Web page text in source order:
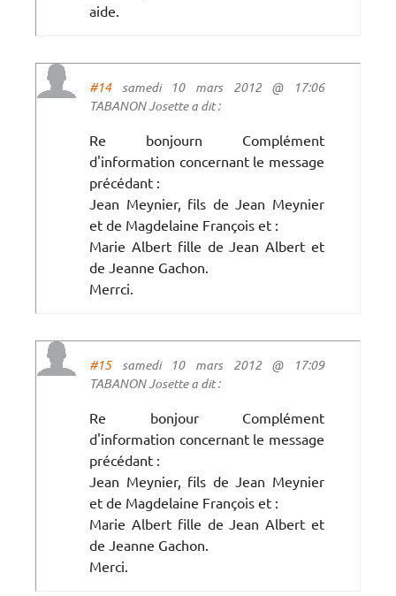
aide.
#14samedi 10 mars 2012 @ 17:06
TABANON Josette a dit :
Re bonjourn Complément
d'information concernant le message
précédant :
Jean Meynier, fils de Jean Meynier
et de Magdelaine François et :
Marie Albert fille de Jean Albert et
de Jeanne Gachon.
Merrci.
#15samedi 10 mars 2012 @ 17:09
TABANON Josette a dit :
Re bonjour Complément
d'information concernant le message
précédant :
Jean Meynier, fils de Jean Meynier
et de Magdelaine François et :
Marie Albert fille de Jean Albert et
de Jeanne Gachon.
Merci.